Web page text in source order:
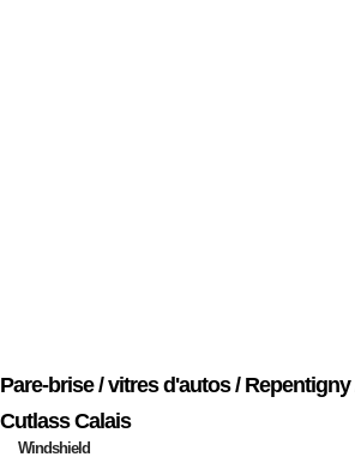
Pare-brise / vitres d'autos /
Cutlass Calais
Windshield